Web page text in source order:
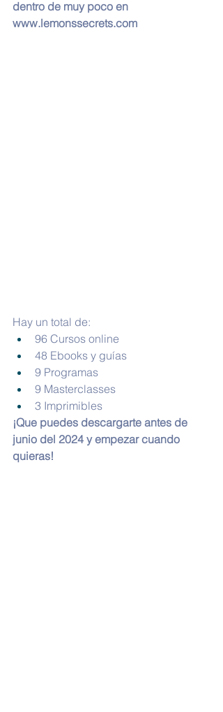
dentro de muy poco en
www.lemonssecrets.com
Hay un total de:
96 Cursos online
48 Ebooks y guías
9 Programas
9 Masterclasses
3 Imprimibles
¡Que puedes descargarte antes de
junio del 2024 y empezar cuando
quieras!